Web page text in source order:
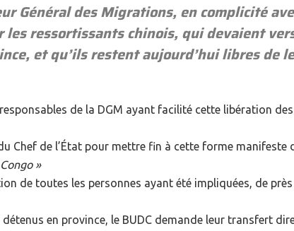
Général des Migrations, en complicité
ressortissants chinois, qui devaient
et qu’ils restent aujourd’hui libres de
de la DGM ayant facilité cette libération
Chef de l’État pour mettre fin à cette forme manifeste
»
de toutes les personnes ayant été impliquées, de
en province, le BUDC demande leur transfert